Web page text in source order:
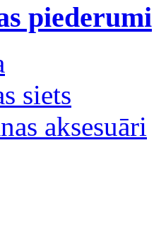
piederumi
siets
aksesuāri